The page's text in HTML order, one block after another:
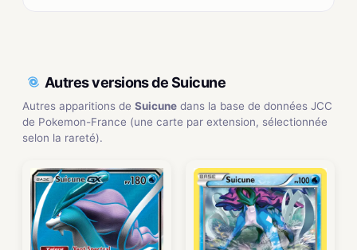
Autres versions de Suicune
Autres apparitions de Suicune dans la base de données JCC
de Pokemon-France (une carte par extension, sélectionnée
selon la rareté).